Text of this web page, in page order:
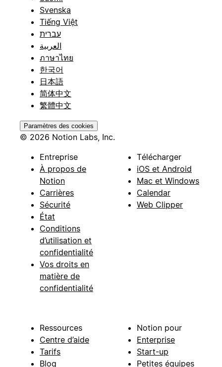
Svenska
Tiếng Việt
עברית
العربية
ภาษาไทย
한국어
日本語
简体中文
繁體中文
Paramètres des cookies
© 2026 Notion Labs, Inc.
Entreprise
À propos de
Notion
Carrières
Sécurité
État
Conditions
d’utilisation et
confidentialité
Vos droits en
matière de
confidentialité
Télécharger
iOS et Android
Mac et Windows
Calendar
Web Clipper
Ressources
Centre d’aide
Tarifs
Blog
Notion pour
Enterprise
Start-up
Petites équipes